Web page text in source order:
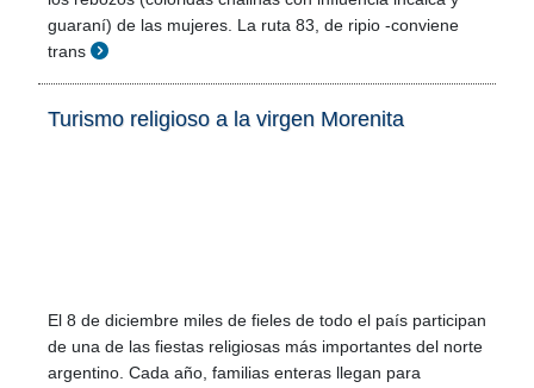
guaraní) de las mujeres. La ruta 83, de ripio -conviene
trans
Turismo religioso a la virgen Morenita
El 8 de diciembre miles de fieles de todo el país participan
de una de las fiestas religiosas más importantes del norte
argentino. Cada año, familias enteras llegan para